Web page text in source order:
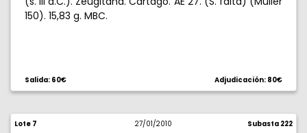
150). 15,83 g. MBC.
Salida: 60€ Adjudicación: 80€
Lote 7 27/01/2010 Subasta 222